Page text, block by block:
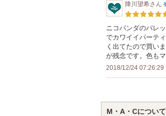
降川望希さん
ー
ニコパンダのパレ
でカワイイパーテ
く出てたので買い
が残念です。色も
2018/12/24 07:26:29
M・A・Cについて